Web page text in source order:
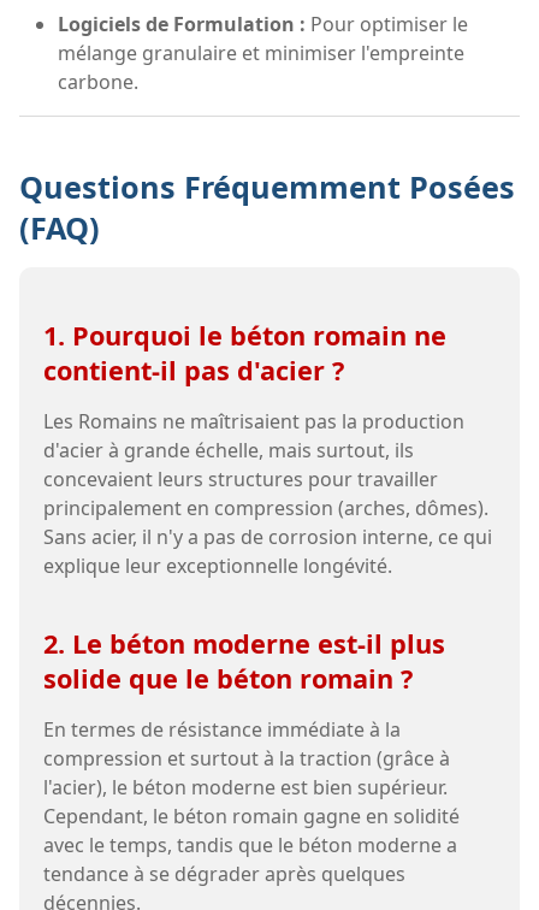
Logiciels de Formulation : Pour optimiser le
mélange granulaire et minimiser l'empreinte
carbone.
Questions Fréquemment Posées
(FAQ)
1. Pourquoi le béton romain ne
contient-il pas d'acier ?
Les Romains ne maîtrisaient pas la production
d'acier à grande échelle, mais surtout, ils
concevaient leurs structures pour travailler
principalement en compression (arches, dômes).
Sans acier, il n'y a pas de corrosion interne, ce qui
explique leur exceptionnelle longévité.
2. Le béton moderne est-il plus
solide que le béton romain ?
En termes de résistance immédiate à la
compression et surtout à la traction (grâce à
l'acier), le béton moderne est bien supérieur.
Cependant, le béton romain gagne en solidité
avec le temps, tandis que le béton moderne a
tendance à se dégrader après quelques
décennies.